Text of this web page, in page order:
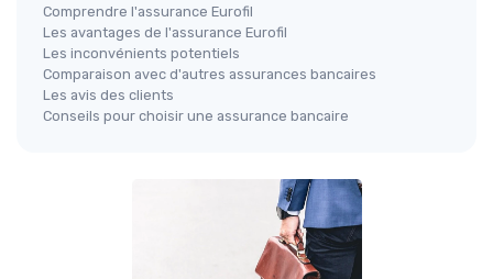
Comprendre l'assurance Eurofil
Les avantages de l'assurance Eurofil
Les inconvénients potentiels
Comparaison avec d'autres assurances bancaires
Les avis des clients
Conseils pour choisir une assurance bancaire